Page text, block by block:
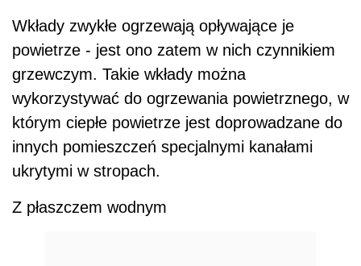
Wkłady zwykłe ogrzewają opływające je
powietrze - jest ono zatem w nich czynnikiem
grzewczym. Takie wkłady można
wykorzystywać do ogrzewania powietrznego, w
którym ciepłe powietrze jest doprowadzane do
innych pomieszczeń specjalnymi kanałami
ukrytymi w stropach.
Z płaszczem wodnym